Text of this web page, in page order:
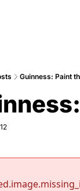
Guinness: Paint